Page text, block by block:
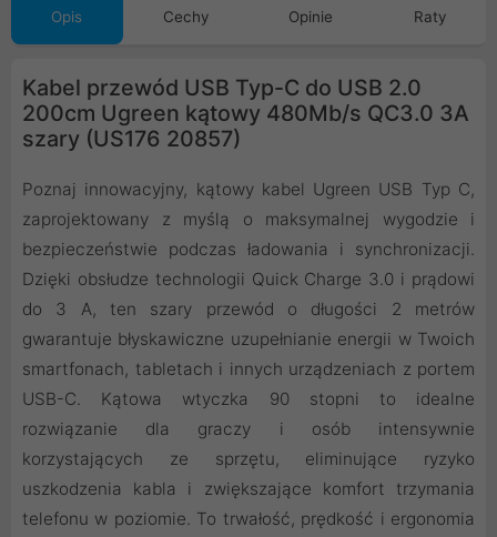
Opis Cechy Opinie Raty
Kabel przewód USB Typ-C do USB 2.0
200cm Ugreen kątowy 480Mb/s QC3.0 3A
szary (US176 20857)
Poznaj innowacyjny, kątowy kabel Ugreen USB Typ C,
zaprojektowany z myślą o maksymalnej wygodzie i
bezpieczeństwie podczas ładowania i synchronizacji.
Dzięki obsłudze technologii Quick Charge 3.0 i prądowi
do 3 A, ten szary przewód o długości 2 metrów
gwarantuje błyskawiczne uzupełnianie energii w Twoich
smartfonach, tabletach i innych urządzeniach z portem
USB-C. Kątowa wtyczka 90 stopni to idealne
rozwiązanie dla graczy i osób intensywnie
korzystających ze sprzętu, eliminujące ryzyko
uszkodzenia kabla i zwiększające komfort trzymania
telefonu w poziomie. To trwałość, prędkość i ergonomia